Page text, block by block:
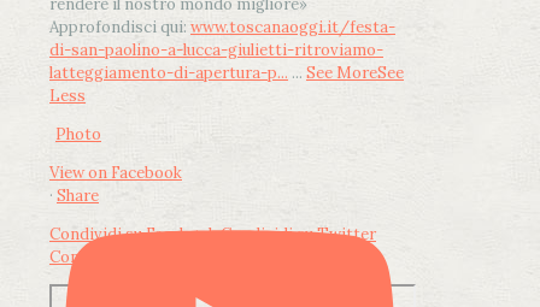
Approfondisci qui: www.toscanaoggi.it/festa-
di-san-paolino-a-lucca-giulietti-ritroviamo-
latteggiamento-di-apertura-p... ... See MoreSee
Less
Photo
View on Facebook
· Share
Condividi su FacebookCondividi su Twitter
Condividi su LinkedIn